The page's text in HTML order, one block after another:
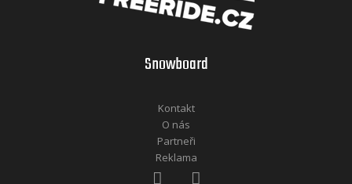
Snowboard
Kontakt
O nás
Partneři
Reklama